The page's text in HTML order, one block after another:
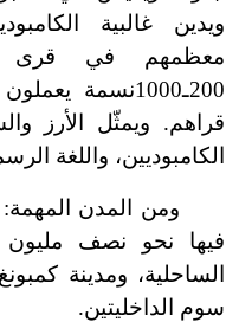
ويدين غالبية
معظمهم في قرى
200ـ1000نسمة
قراهم. ويمثّل الأرز
الكامبوديين، واللغة
ومن المدن المهمة:
فيها نحو نصف مليون
الساحلية، ومدينة
سوم الداخليتين.